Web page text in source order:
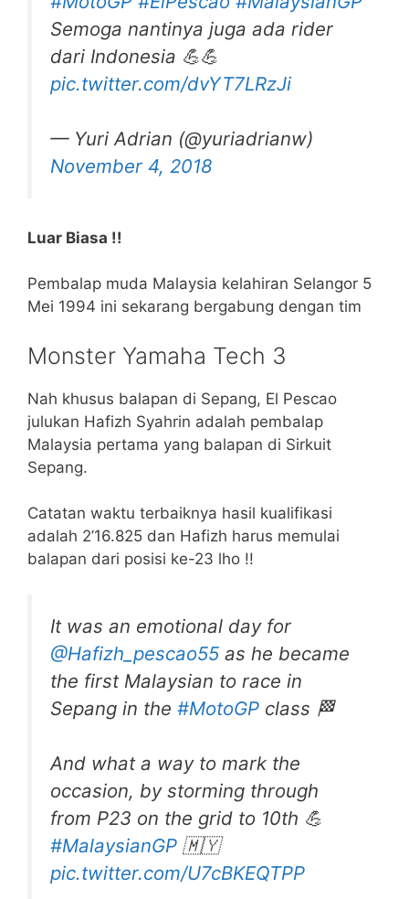
Semoga nantinya juga ada rider
dari Indonesia 💪💪
pic.twitter.com/dvYT7LRzJi
— Yuri Adrian (@yuriadrianw)
November 4, 2018
Luar Biasa !!
Pembalap muda Malaysia kelahiran Selangor 5
Mei 1994 ini sekarang bergabung dengan tim
Monster Yamaha Tech 3
Nah khusus balapan di Sepang, El Pescao
julukan Hafizh Syahrin adalah pembalap
Malaysia pertama yang balapan di Sirkuit
Sepang.
Catatan waktu terbaiknya hasil kualifikasi
adalah 2’16.825 dan Hafizh harus memulai
balapan dari posisi ke-23 lho !!
It was an emotional day for
@Hafizh_pescao55 as he became
the first Malaysian to race in
Sepang in the #MotoGP class 🏁
And what a way to mark the
occasion, by storming through
from P23 on the grid to 10th 💪
#MalaysianGP 🇲🇾
pic.twitter.com/U7cBKEQTPP